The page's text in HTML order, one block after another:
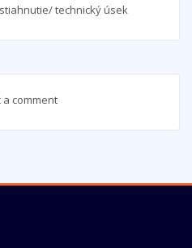
technický úsek
comment